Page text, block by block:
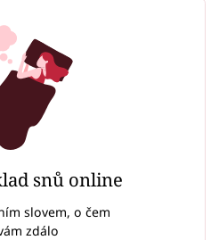
snů online
slovem, o čem
zdálo